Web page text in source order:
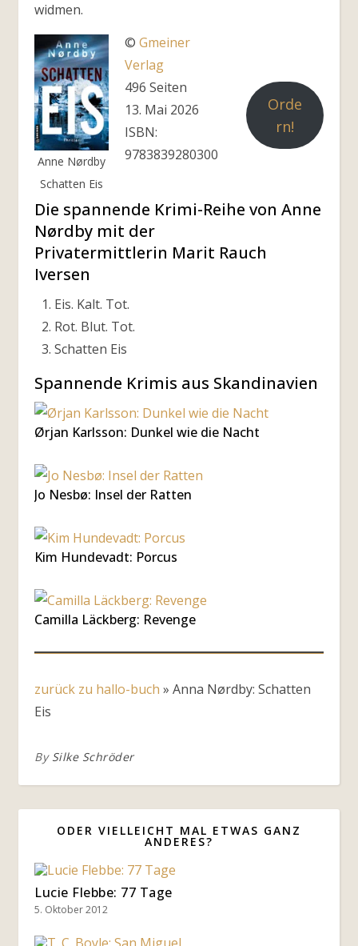
widmen.
Anne Nørdby
Schatten Eis
©Gmeiner
Verlag
496 Seiten
13. Mai 2026
ISBN:
9783839280300
Orde
rn!
Die spannende Krimi-Reihe von Anne
Nørdby mit der
Privatermittlerin Marit Rauch
Iversen
Eis. Kalt. Tot.
Rot. Blut. Tot.
Schatten Eis
Spannende Krimis aus Skandinavien
Ørjan Karlsson: Dunkel wie die Nacht
Jo Nesbø: Insel der Ratten
Kim Hundevadt: Porcus
Camilla Läckberg: Revenge
zurück zu hallo-buch » Anna Nørdby: Schatten
Eis
By Silke Schröder
ODER VIELLEICHT MAL ETWAS GANZ
ANDERES?
Lucie Flebbe: 77 Tage
5. Oktober 2012